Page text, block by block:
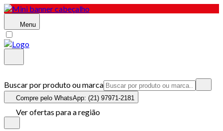
Menu
Buscar por produto ou marca
Compre pelo WhatsApp: (21) 97971-2181
Ver ofertas para a região